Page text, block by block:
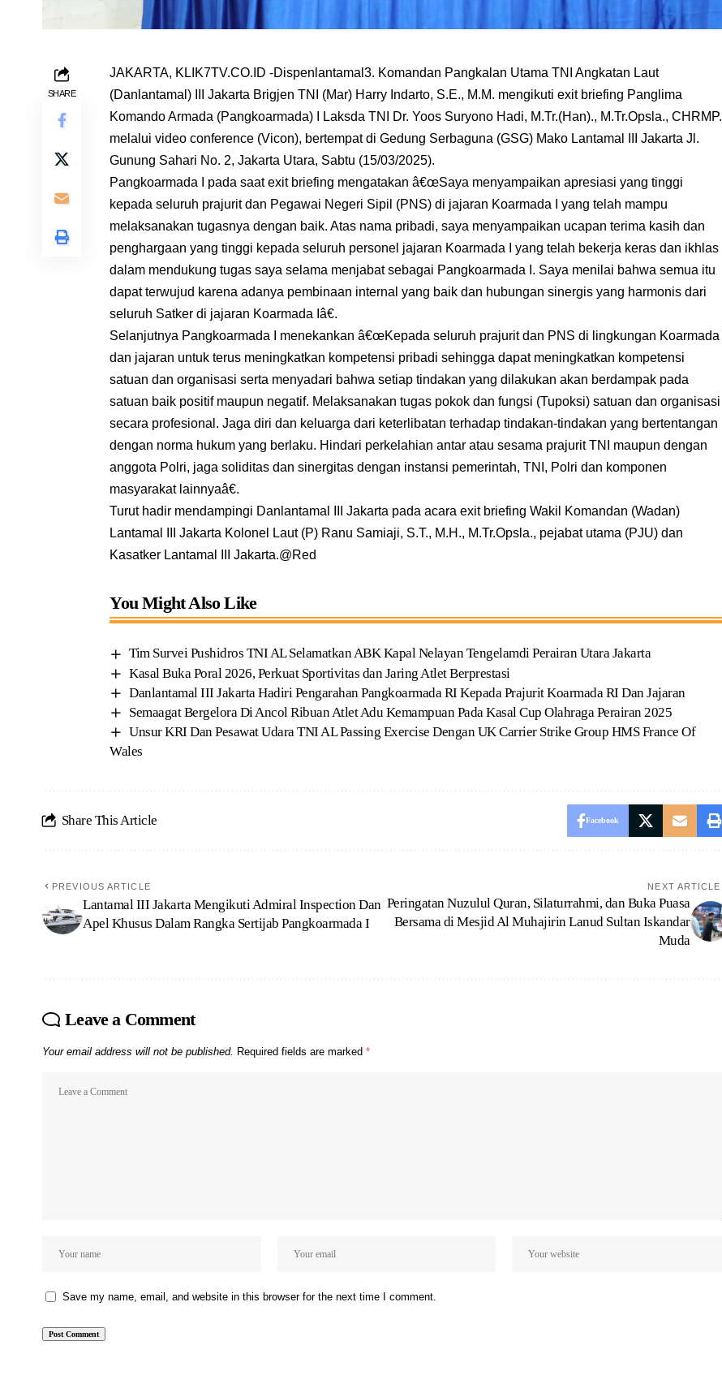
SHARE
JAKARTA, KLIK7TV.CO.ID -Dispenlantamal3. Komandan Pangkalan Utama TNI Angkatan Laut
(Danlantamal) III Jakarta Brigjen TNI (Mar) Harry Indarto, S.E., M.M. mengikuti exit briefing Panglima
Komando Armada (Pangkoarmada) I Laksda TNI Dr. Yoos Suryono Hadi, M.Tr.(Han)., M.Tr.Opsla., CHRMP.
melalui video conference (Vicon), bertempat di Gedung Serbaguna (GSG) Mako Lantamal III Jakarta Jl.
Gunung Sahari No. 2, Jakarta Utara, Sabtu (15/03/2025).
Pangkoarmada I pada saat exit briefing mengatakan â€œSaya menyampaikan apresiasi yang tinggi
kepada seluruh prajurit dan Pegawai Negeri Sipil (PNS) di jajaran Koarmada I yang telah mampu
melaksanakan tugasnya dengan baik. Atas nama pribadi, saya menyampaikan ucapan terima kasih dan
penghargaan yang tinggi kepada seluruh personel jajaran Koarmada I yang telah bekerja keras dan ikhlas
dalam mendukung tugas saya selama menjabat sebagai Pangkoarmada I. Saya menilai bahwa semua itu
dapat terwujud karena adanya pembinaan internal yang baik dan hubungan sinergis yang harmonis dari
seluruh Satker di jajaran Koarmada Iâ€.
Selanjutnya Pangkoarmada I menekankan â€œKepada seluruh prajurit dan PNS di lingkungan Koarmada I
dan jajaran untuk terus meningkatkan kompetensi pribadi sehingga dapat meningkatkan kompetensi
satuan dan organisasi serta menyadari bahwa setiap tindakan yang dilakukan akan berdampak pada
satuan baik positif maupun negatif. Melaksanakan tugas pokok dan fungsi (Tupoksi) satuan dan organisasi
secara profesional. Jaga diri dan keluarga dari keterlibatan terhadap tindakan-tindakan yang bertentangan
dengan norma hukum yang berlaku. Hindari perkelahian antar atau sesama prajurit TNI maupun dengan
anggota Polri, jaga soliditas dan sinergitas dengan instansi pemerintah, TNI, Polri dan komponen
masyarakat lainnyaâ€.
Turut hadir mendampingi Danlantamal III Jakarta pada acara exit briefing Wakil Komandan (Wadan)
Lantamal III Jakarta Kolonel Laut (P) Ranu Samiaji, S.T., M.H., M.Tr.Opsla., pejabat utama (PJU) dan
Kasatker Lantamal III Jakarta.@Red
You Might Also Like
Tim Survei Pushidros TNI AL Selamatkan ABK Kapal Nelayan Tengelamdi Perairan Utara Jakarta
Kasal Buka Poral 2026, Perkuat Sportivitas dan Jaring Atlet Berprestasi
Danlantamal III Jakarta Hadiri Pengarahan Pangkoarmada RI Kepada Prajurit Koarmada RI Dan Jajaran
Semaagat Bergelora Di Ancol Ribuan Atlet Adu Kemampuan Pada Kasal Cup Olahraga Perairan 2025
Unsur KRI Dan Pesawat Udara TNI AL Passing Exercise Dengan UK Carrier Strike Group HMS France Of
Wales
Share This Article Facebook
PREVIOUS ARTICLE
Lantamal III Jakarta Mengikuti Admiral Inspection Dan
Apel Khusus Dalam Rangka Sertijab Pangkoarmada I
NEXT ARTICLE
Peringatan Nuzulul Quran, Silaturrahmi, dan Buka Puasa
Bersama di Mesjid Al Muhajirin Lanud Sultan Iskandar
Muda
Leave a Comment
Your email address will not be published. Required fields are marked *
Save my name, email, and website in this browser for the next time I comment.